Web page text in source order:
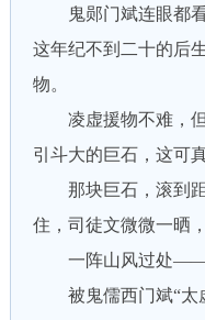
鬼郧门斌连眼都看
这年纪不到二十的后
物。
凌虚援物不难，但
引斗大的巨石，这可
那块巨石，滚到距
住，司徒文微微一晒
一阵山风过处
被鬼儒西门斌“太